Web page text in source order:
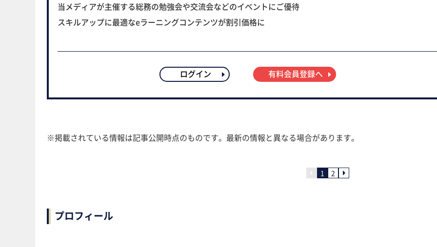
当メディアが主催する総務の勉強会や交流会などのイベントにご優待
スキルアップに最適なeラーニングコンテンツが割引価格に
ログイン 有料会員登録へ
※掲載されている情報は記事公開時点のものです。最新の情報と異なる場合があります。
1 2
プロフィール